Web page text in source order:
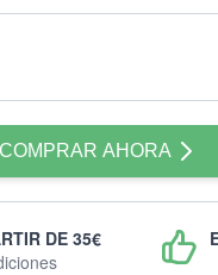
COMPRAR AHORA
DE 35€